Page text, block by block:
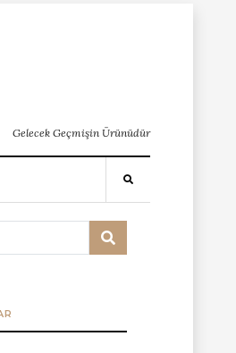
Gelecek Geçmişin Ürünüdür